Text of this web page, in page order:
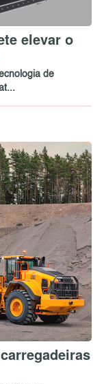
elevar o
de